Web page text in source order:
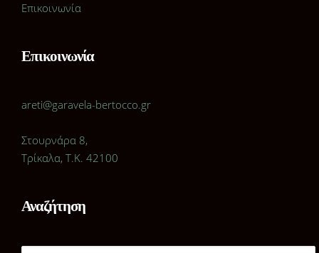
Επικοινωνία
Επικοινωνία
areti@garavela-bertocco.gr
Στουρνάρα 8,
Τρίκαλα, Τ.Κ. 42100
Αναζήτηση